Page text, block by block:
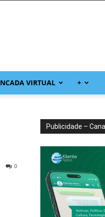
VIRTUAL +
0
Publicidade –